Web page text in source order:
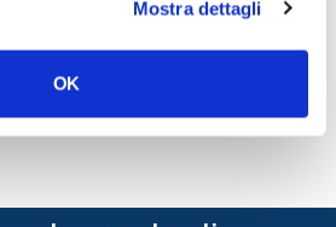
Mostra dettagli
OK